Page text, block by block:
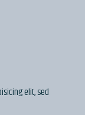
elit, sed